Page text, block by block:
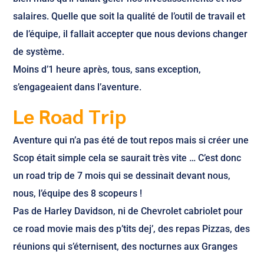
salaires. Quelle que soit la qualité de l’outil de travail et
de l’équipe, il fallait accepter que nous devions changer
de système.
Moins d’1 heure après, tous, sans exception,
s’engageaient dans l’aventure.
Le Road Trip
Aventure qui n’a pas été de tout repos mais si créer une
Scop était simple cela se saurait très vite … C’est donc
un road trip de 7 mois qui se dessinait devant nous,
nous, l’équipe des 8 scopeurs !
Pas de Harley Davidson, ni de Chevrolet cabriolet pour
ce road movie mais des p’tits dej’, des repas Pizzas, des
réunions qui s’éternisent, des nocturnes aux Granges